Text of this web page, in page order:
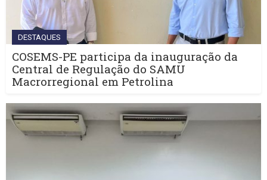
DESTAQUES
COSEMS-PE participa da inauguração da
Central de Regulação do SAMU
Macrorregional em Petrolina